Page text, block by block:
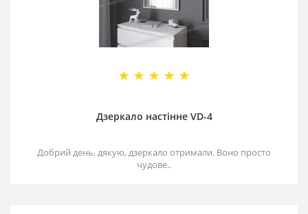
Дзеркало настінне VD-4
Добрий день, дякую, дзеркало отримали. Воно просто
чудове..